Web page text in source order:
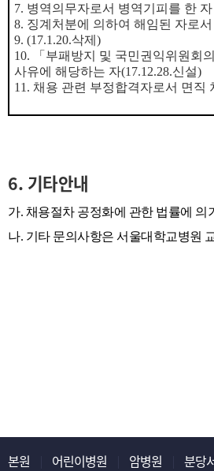
7. 병역의무자로서 병역기피를 한 자
8. 징계처분에 의하여 해임된 자로서
9. (17.1.20.삭제 )
10.
「 부패방지 및 국민권익위원회
사유에 해당하는 자(17.12.28.신설)
11. 채용 관련 부정합격자로서 면직
6. 기타안내
가. 채용절차 공정화에 관한 법률에 의
나. 기타 문의사항은 서울대학교병원
본원 어린이병원 암병원 분당